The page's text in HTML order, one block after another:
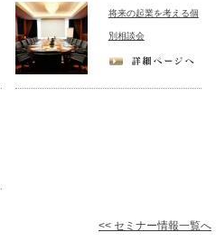
将来の起業を考える個
別相談会
<< セミナー情報一覧へ